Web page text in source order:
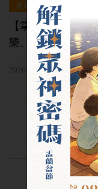
近期活動
【掌櫃講堂】宗
樂、西塔琴到世界
2026-05-15